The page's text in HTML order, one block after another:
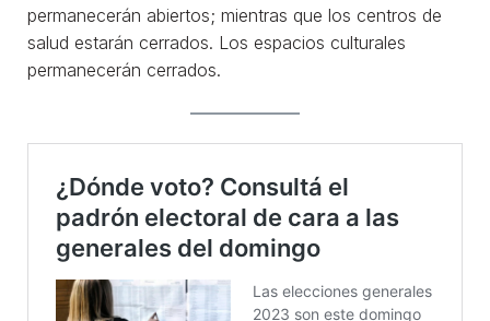
permanecerán abiertos; mientras que los centros de
salud estarán cerrados. Los espacios culturales
permanecerán cerrados.